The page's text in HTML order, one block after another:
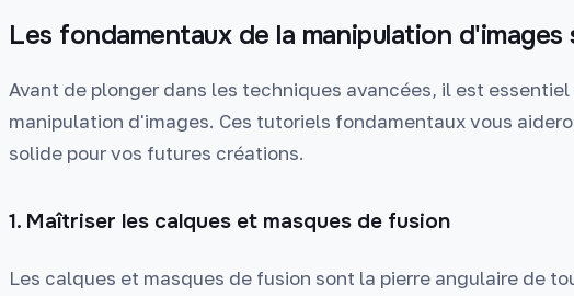
Les fondamentaux de la manipulation
Avant de plonger dans les techniques avancées, il est
manipulation d'images. Ces tutoriels fondamentaux vous
solide pour vos futures créations.
1. Maîtriser les calques et masques de fusion
Les calques et masques de fusion sont la pierre angulaire de